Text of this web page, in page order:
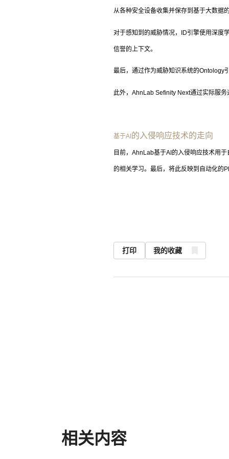
从各种安全设备收集并保存到基于大数据
对于感知到的威胁情况， ID引擎使用深度
信誉的上下文。
最后，通过作为威胁知识系统的Ontology
此外， AhnLab Sefinity Next通过实际服务
基于AI 的入侵响应技术的走向
目前， AhnLab基于AI 的入侵响应技术用
的相关学习。最后，将此反映到自动化的
打印 我的收藏
相关内容